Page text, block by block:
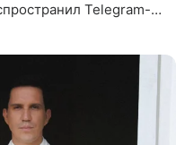
Telegram-